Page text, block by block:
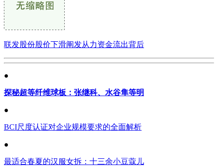
联发股份股价下滑阐发从力资金流出背后
●
探秘超等纤维球板：张继科、水谷隼等明
●
BCI尺度认证对企业规模要求的全面解析
●
最适合春夏的汉服女拆：十三余小豆蔻儿